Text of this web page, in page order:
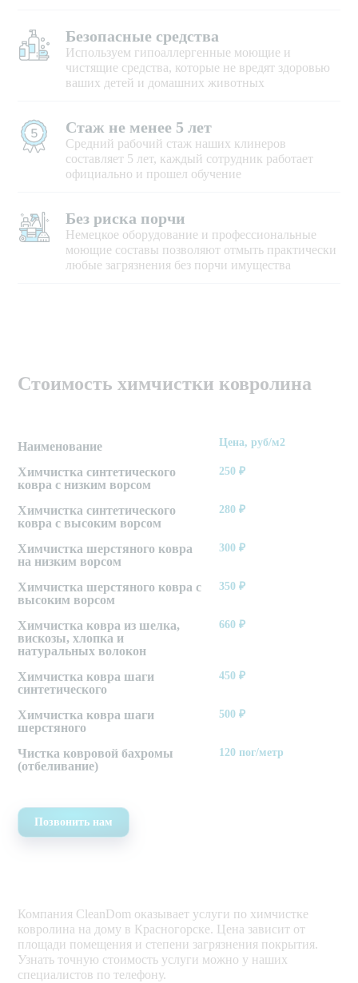
Безопасные средства
Используем гипоаллергенные моющие и
чистящие средства, которые не вредят здоровью
ваших детей и домашних животных
Стаж не менее 5 лет
Средний рабочий стаж наших клинеров
составляет 5 лет, каждый сотрудник работает
официально и прошел обучение
Без риска порчи
Немецкое оборудование и профессиональные
моющие составы позволяют отмыть практически
любые загрязнения без порчи имущества
Стоимость химчистки ковролина
Наименование Цена, руб/м2
Химчистка синтетического
ковра с низким ворсом
250 ₽
Химчистка синтетического
ковра с высоким ворсом
280 ₽
Химчистка шерстяного ковра
на низким ворсом
300 ₽
Химчистка шерстяного ковра с
высоким ворсом
350 ₽
Химчистка ковра из шелка,
вискозы, хлопка и
натуральных волокон
660 ₽
Химчистка ковра шаги
синтетического
450 ₽
Химчистка ковра шаги
шерстяного
500 ₽
Чистка ковровой бахромы
(отбеливание)
120 пог/метр
Позвонить нам
Компания CleanDom оказывает услуги по химчистке
ковролина на дому в Красногорске. Цена зависит от
площади помещения и степени загрязнения покрытия.
Узнать точную стоимость услуги можно у наших
специалистов по телефону.